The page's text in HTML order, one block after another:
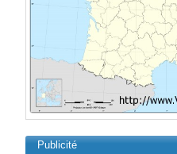
Publicité